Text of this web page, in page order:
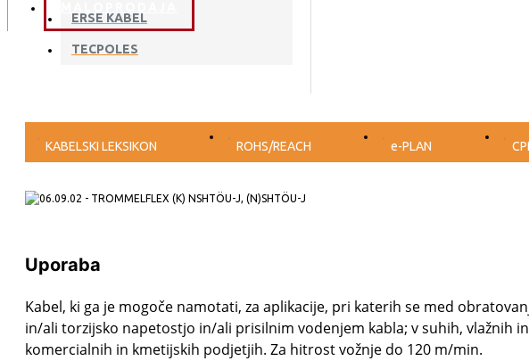
ERSE KABEL
TECPOLES
KABELSKI LEKSIKON ROHS/REACH e-PLAN
Uporaba
Kabel, ki ga je mogoče namotati, za aplikacije, pri katerih se med
in/ali torzijsko napetostjo in/ali prisilnim vodenjem kabla; v suhih, vlažnih
komercialnih in kmetijskih podjetjih. Za hitrost vožnje do 120 m/min.